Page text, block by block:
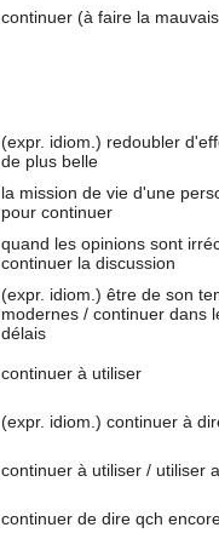
continuer (à faire la
(expr. idiom.) redoubler
de plus belle
la mission de vie d'une
pour continuer
quand les opinions sont
continuer la discussion
(expr. idiom.) être de son
modernes / continuer dans
délais
continuer à utiliser
(expr. idiom.) continuer à
continuer à utiliser / utiliser
continuer de dire qch